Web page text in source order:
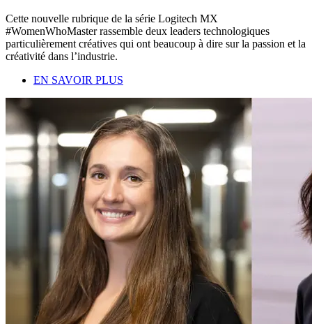
Cette nouvelle rubrique de la série Logitech MX
#WomenWhoMaster rassemble deux leaders technologiques
particulièrement créatives qui ont beaucoup à dire sur la passion et la
créativité dans l’industrie.
EN SAVOIR PLUS